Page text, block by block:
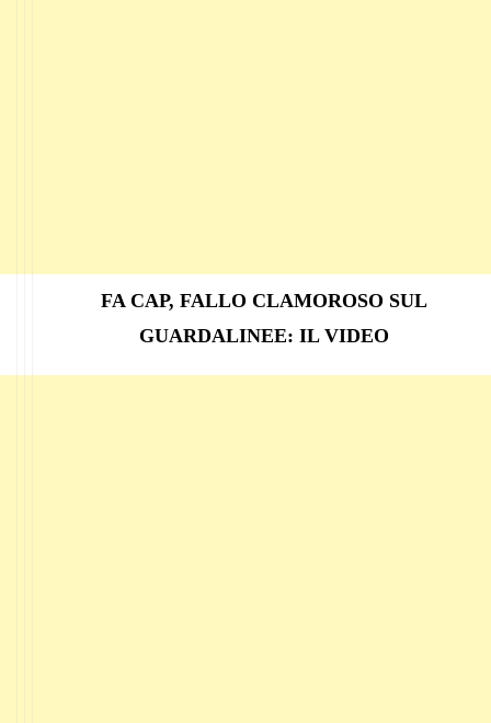
FA CAP, FALLO CLAMOROSO SUL
GUARDALINEE: IL VIDEO